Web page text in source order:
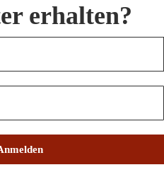
erhalten?